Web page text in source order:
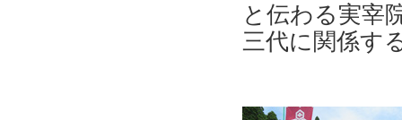
と伝わる実宰
三代に関係